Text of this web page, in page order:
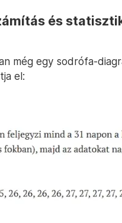
és
még egy sodrófa-
el: